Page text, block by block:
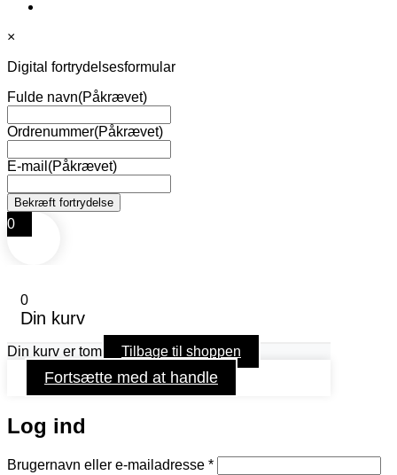
×
Digital fortrydelsesformular
Fulde navn(Påkrævet)
Ordrenummer(Påkrævet)
E-mail (Påkrævet)
0
0
Din kurv
Din kurv er tom Tilbage til shoppen
Fortsætte med at handle
Log ind
Brugernavn eller e-mailadresse *Påkrævet